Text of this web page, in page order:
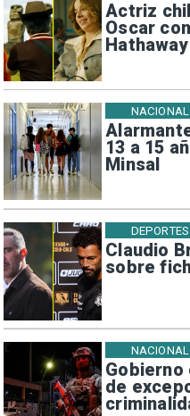
Actriz
Oscar
Hathaway
13 a 15
Minsal
NACIONAL
Claudio
sobre
DEPORTES
Gobierno
de
NACIONAL